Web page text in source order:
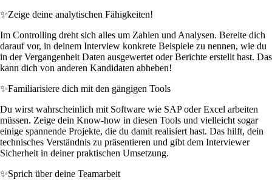
✨Zeige deine analytischen Fähigkeiten!
Im Controlling dreht sich alles um Zahlen und Analysen. Bereite dich
darauf vor, in deinem Interview konkrete Beispiele zu nennen, wie du
in der Vergangenheit Daten ausgewertet oder Berichte erstellt hast. Das
kann dich von anderen Kandidaten abheben!
✨Familiarisiere dich mit den gängigen Tools
Du wirst wahrscheinlich mit Software wie SAP oder Excel arbeiten
müssen. Zeige dein Know-how in diesen Tools und vielleicht sogar
einige spannende Projekte, die du damit realisiert hast. Das hilft, dein
technisches Verständnis zu präsentieren und gibt dem Interviewer
Sicherheit in deiner praktischen Umsetzung.
✨Sprich über deine Teamarbeit